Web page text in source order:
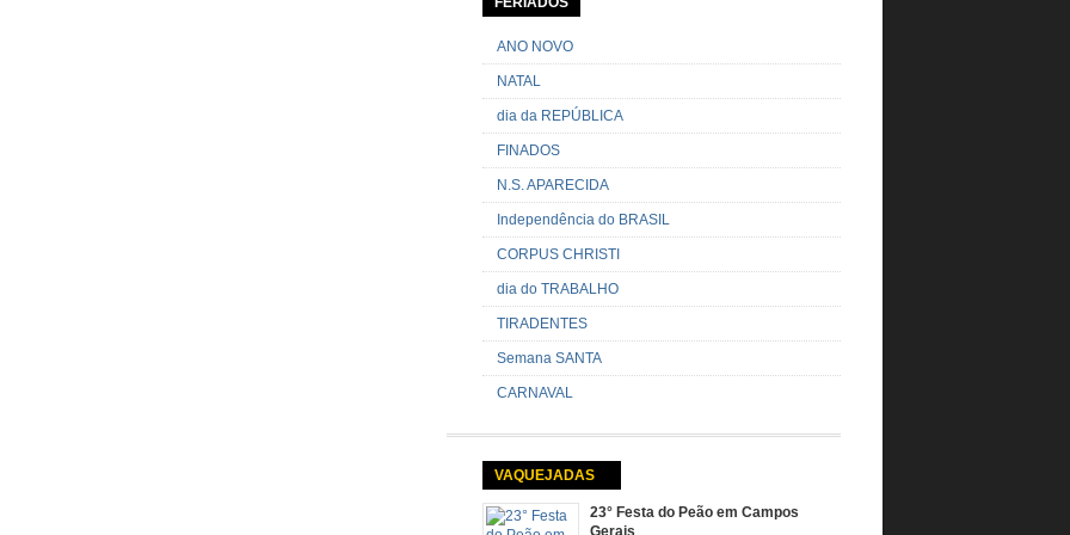
passando pela cidade e visitando a casa das pessoas,
onde são entoadas profecias […]
ANO NOVO
NATAL
dia da REPÚBLICA
FINADOS
N.S. APARECIDA
Independência do BRASIL
CORPUS CHRISTI
dia do TRABALHO
TIRADENTES
Semana SANTA
CARNAVAL
VAQUEJADAS
23° Festa do Peão em Campos
Gerais